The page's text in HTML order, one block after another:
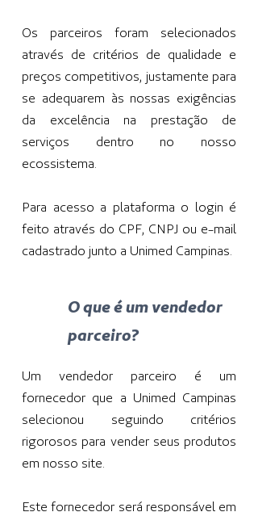
Os parceiros foram selecionados
através de critérios de qualidade e
preços competitivos, justamente para
se adequarem às nossas exigências
da excelência na prestação de
serviços dentro no nosso
ecossistema.
Para acesso a plataforma o login é
feito através do CPF, CNPJ ou e-mail
cadastrado junto a Unimed Campinas.
O que é um vendedor
parceiro?
Um vendedor parceiro é um
fornecedor que a Unimed Campinas
selecionou seguindo critérios
rigorosos para vender seus produtos
em nosso site.
Este fornecedor será responsável em